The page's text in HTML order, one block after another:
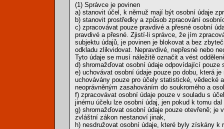
(1) Správce je povinen
a) stanovit účel, k němuž mají být osobní údaje
b) stanovit prostředky a způsob zpracování
c) zpracovávat pouze pravdivé a přesné osobní
pravdivé a přesné. Zjistí-li správce, že jím
subjektu údajů, je povinen je blokovat a bez
odkladu zlikvidovat. Nepravdivé, nepřesné nebo
Tyto údaje se musí náležitě označit a vést
d) shromažďovat osobní údaje odpovídající pouze
e) uchovávat osobní údaje pouze po dobu, která
uchovávány pouze pro účely statistické, vědecké
neoprávněným zasahováním do soukromého a
f) zpracovávat osobní údaje pouze v souladu s
jinému účelu lze osobní údaj, jen pokud k tomu
g) shromažďovat osobní údaje pouze otevřeně; je
zvláštní zákon nestanoví jinak,
h) nesdružovat osobní údaje, které byly získány